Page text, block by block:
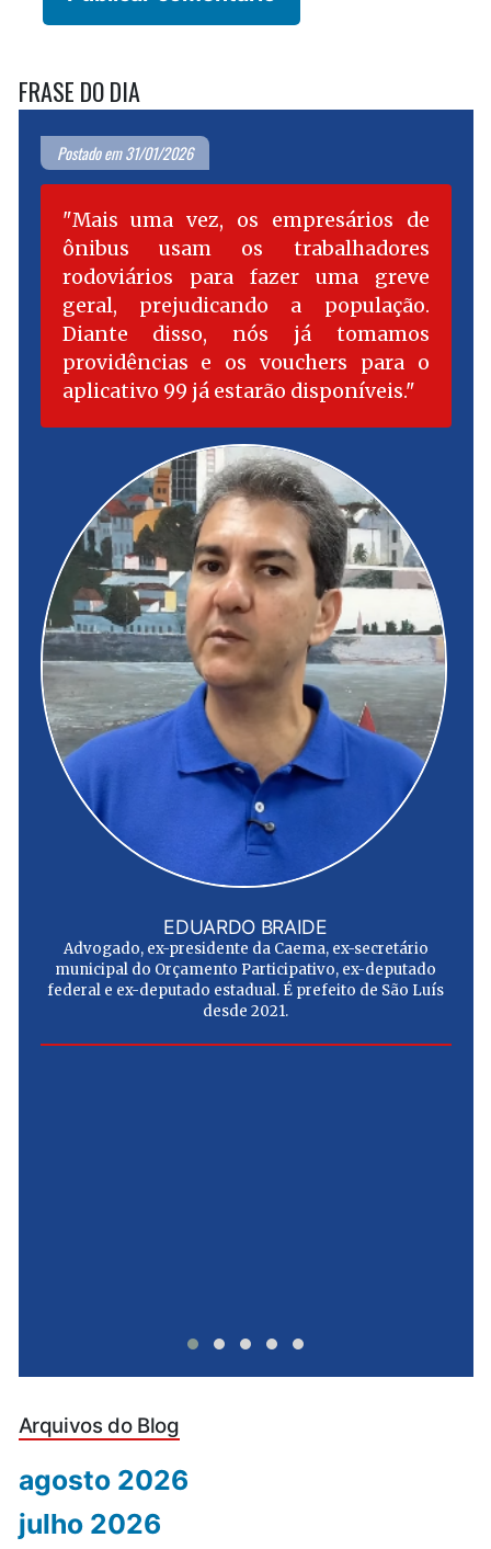
FRASE DO DIA
Postado em 31/01/2026
Mais uma vez, os empresários de
ônibus usam os trabalhadores
rodoviários para fazer uma greve
geral, prejudicando a população.
Diante disso, nós já tomamos
providências e os vouchers para o
aplicativo 99 já estarão disponíveis.
EDUARDO BRAIDE
Advogado, ex-presidente da Caema, ex-secretário
municipal do Orçamento Participativo, ex-deputado
federal e ex-deputado estadual. É prefeito de São Luís
desde 2021.
Arquivos do Blog
agosto 2026
julho 2026